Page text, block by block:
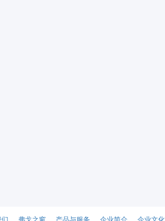
弗戈之窗 产品与服务 企业简介 企业文化